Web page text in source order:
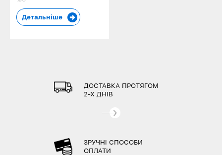
Детальніше
ДОСТАВКА ПРОТЯГОМ
2-Х ДНІВ
ЗРУЧНІ СПОСОБИ
ОПЛАТИ